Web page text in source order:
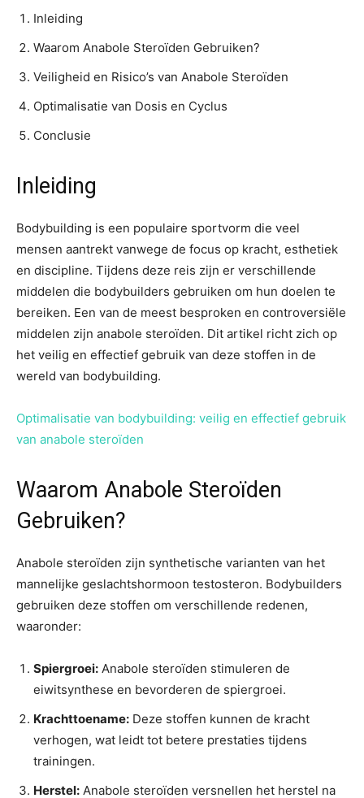
Inleiding
Waarom Anabole Steroïden Gebruiken?
Veiligheid en Risico’s van Anabole Steroïden
Optimalisatie van Dosis en Cyclus
Conclusie
Inleiding
Bodybuilding is een populaire sportvorm die veel
mensen aantrekt vanwege de focus op kracht, esthetiek
en discipline. Tijdens deze reis zijn er verschillende
middelen die bodybuilders gebruiken om hun doelen te
bereiken. Een van de meest besproken en controversiële
middelen zijn anabole steroïden. Dit artikel richt zich op
het veilig en effectief gebruik van deze stoffen in de
wereld van bodybuilding.
Optimalisatie van bodybuilding: veilig en effectief gebruik
van anabole steroïden
Waarom Anabole Steroïden
Gebruiken?
Anabole steroïden zijn synthetische varianten van het
mannelijke geslachtshormoon testosteron. Bodybuilders
gebruiken deze stoffen om verschillende redenen,
waaronder:
Spiergroei: Anabole steroïden stimuleren de
eiwitsynthese en bevorderen de spiergroei.
Krachttoename: Deze stoffen kunnen de kracht
verhogen, wat leidt tot betere prestaties tijdens
trainingen.
Herstel: Anabole steroïden versnellen het herstel na